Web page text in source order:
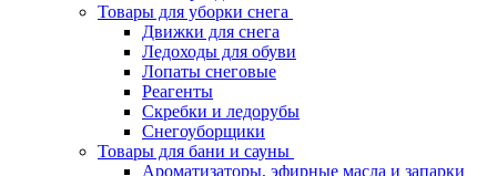
Товары для уборки снега
Движки для снега
Ледоходы для обуви
Лопаты снеговые
Реагенты
Скребки и ледорубы
Снегоуборщики
Товары для бани и сауны
Ароматизаторы, эфирные масла и запарки